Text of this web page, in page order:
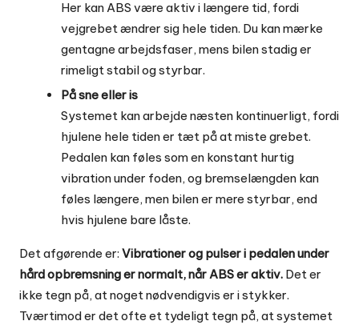
Her kan ABS være aktiv i længere tid, fordi
vejgrebet ændrer sig hele tiden. Du kan mærke
gentagne arbejdsfaser, mens bilen stadig er
rimeligt stabil og styrbar.
På sne eller is
Systemet kan arbejde næsten kontinuerligt, fordi
hjulene hele tiden er tæt på at miste grebet.
Pedalen kan føles som en konstant hurtig
vibration under foden, og bremselængden kan
føles længere, men bilen er mere styrbar, end
hvis hjulene bare låste.
Det afgørende er: Vibrationer og pulser i pedalen under
hård opbremsning er normalt, når ABS er aktiv. Det er
ikke tegn på, at noget nødvendigvis er i stykker.
Tværtimod er det ofte et tydeligt tegn på, at systemet